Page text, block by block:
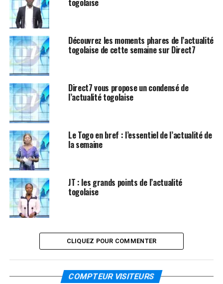
Découvrez les moments phares de l’actualité
togolaise de cette semaine sur Direct7
Direct7 vous propose un condensé de
l’actualité togolaise
Le Togo en bref : l’essentiel de l’actualité de
la semaine
JT : les grands points de l’actualité
togolaise
CLIQUEZ POUR COMMENTER
COMPTEUR VISITEURS